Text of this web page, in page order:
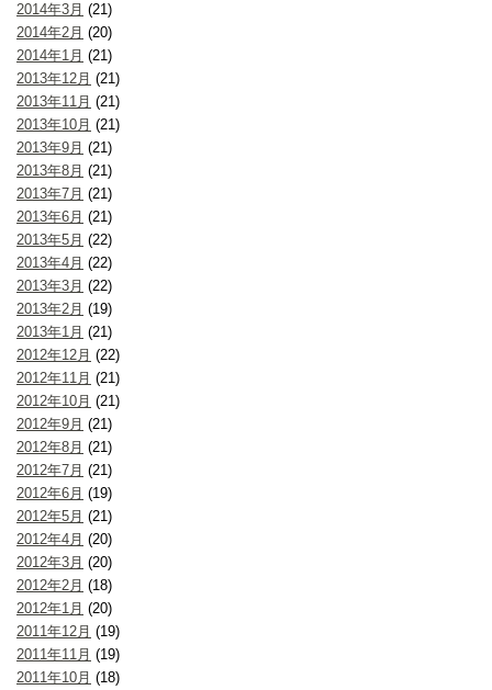
2014年3月 (21)
2014年2月 (20)
2014年1月 (21)
2013年12月 (21)
2013年11月 (21)
2013年10月 (21)
2013年9月 (21)
2013年8月 (21)
2013年7月 (21)
2013年6月 (21)
2013年5月 (22)
2013年4月 (22)
2013年3月 (22)
2013年2月 (19)
2013年1月 (21)
2012年12月 (22)
2012年11月 (21)
2012年10月 (21)
2012年9月 (21)
2012年8月 (21)
2012年7月 (21)
2012年6月 (19)
2012年5月 (21)
2012年4月 (20)
2012年3月 (20)
2012年2月 (18)
2012年1月 (20)
2011年12月 (19)
2011年11月 (19)
2011年10月 (18)